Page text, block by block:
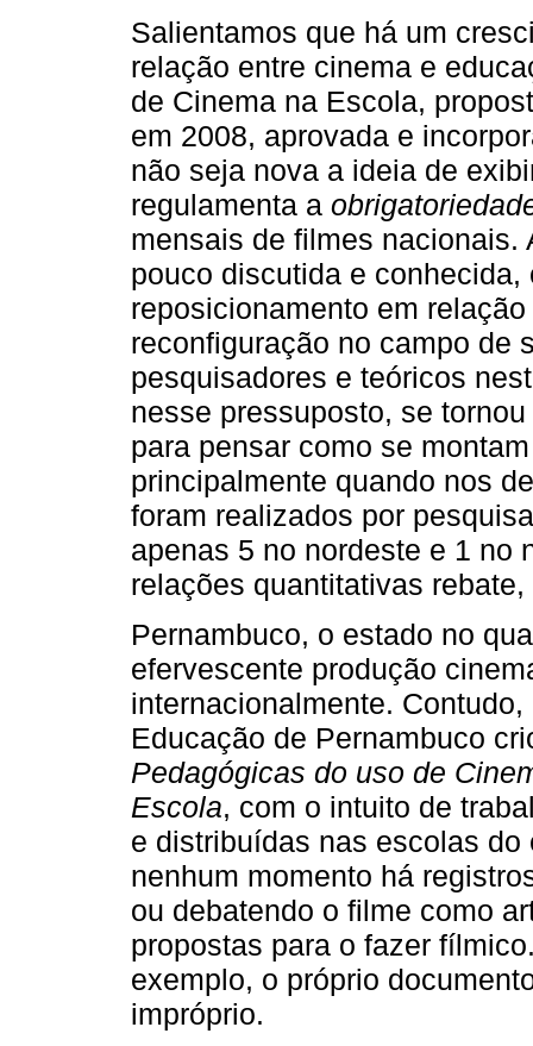
Salientamos que há um
relação entre cinema e
de Cinema na Escola,
em 2008, aprovada e
não seja nova a ideia de
regulamenta a
mensais de filmes nacionais.
pouco discutida e
reposicionamento em
reconfiguração no campo de
pesquisadores e teóricos
nesse pressuposto, se
para pensar como se
principalmente quando nos
foram realizados por
apenas 5 no nordeste e 1 no
relações quantitativas
Pernambuco, o estado no
efervescente produção
internacionalmente.
Educação de Pernambuco
Pedagógicas do uso de
Escola, com o intuito de
e distribuídas nas escolas
nenhum momento há
ou debatendo o filme como
propostas para o fazer
exemplo, o próprio
impróprio.